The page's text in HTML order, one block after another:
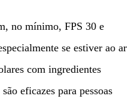
no mínimo, FPS 30 e
se estiver ao ar
com ingredientes
eficazes para pessoas